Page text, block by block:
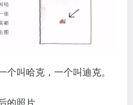
个叫哈克，一个叫迪克。